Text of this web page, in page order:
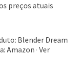
mão de shakes
o seu e
preços atuais
Blender Dream
Amazon · Ver